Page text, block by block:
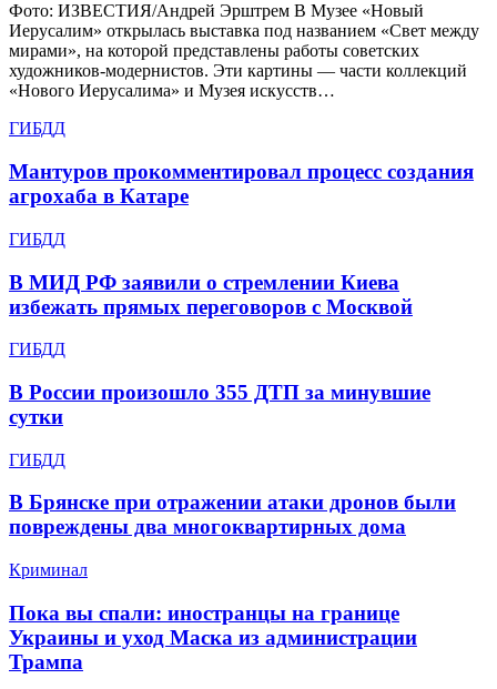
Фото: ИЗВЕСТИЯ/Андрей Эрштрем В Музее «Новый
Иерусалим» открылась выставка под названием «Свет между
мирами», на которой представлены работы советских
художников-модернистов. Эти картины — части коллекций
«Нового Иерусалима» и Музея искусств…
ГИБДД
Мантуров прокомментировал процесс создания
агрохаба в Катаре
ГИБДД
В МИД РФ заявили о стремлении Киева
избежать прямых переговоров с Москвой
ГИБДД
В России произошло 355 ДТП за минувшие
сутки
ГИБДД
В Брянске при отражении атаки дронов были
повреждены два многоквартирных дома
Криминал
Пока вы спали: иностранцы на границе
Украины и уход Маска из администрации
Трампа